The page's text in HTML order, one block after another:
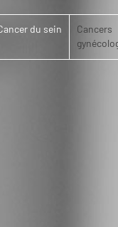
du sein
Cancers